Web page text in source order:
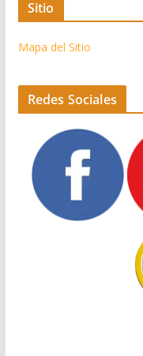
Sitio
Mapa del Sitio
Redes Sociales